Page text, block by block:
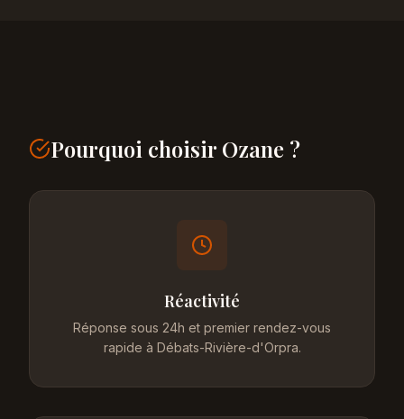
Pourquoi choisir Ozane ?
Réactivité
Réponse sous 24h et premier rendez-vous
rapide à Débats-Rivière-d'Orpra.